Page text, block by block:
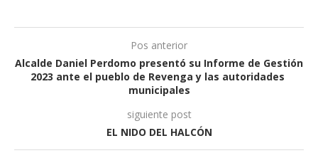
Pos anterior
Alcalde Daniel Perdomo presentó su Informe de Gestión
2023 ante el pueblo de Revenga y las autoridades
municipales
siguiente post
EL NIDO DEL HALCÓN